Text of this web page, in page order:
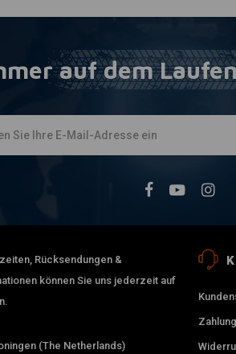
auf dem
Rücksendungen &
können Sie uns jederzeit auf
(The Netherlands)